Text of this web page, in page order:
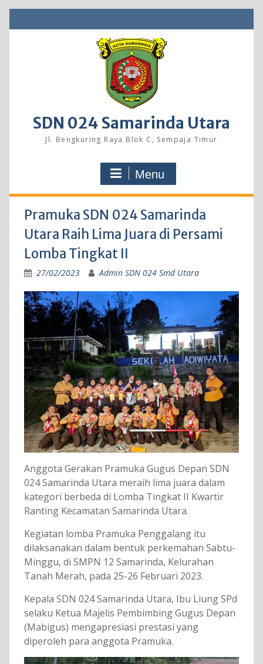
to
SDN 024 Samarinda Utara
Jl. Bengkuring Raya Blok C, Sempaja Timur
Menu
Pramuka SDN 024 Samarinda
Utara Raih Lima Juara di Persami
Lomba Tingkat II
27/02/2023 Admin SDN 024 Smd Utara
Anggota Gerakan Pramuka Gugus Depan SDN
024 Samarinda Utara meraih lima juara dalam
kategori berbeda di Lomba Tingkat II Kwartir
Ranting Kecamatan Samarinda Utara.
Kegiatan lomba Pramuka Penggalang itu
dilaksanakan dalam bentuk perkemahan Sabtu-
Minggu, di SMPN 12 Samarinda, Kelurahan
Tanah Merah, pada 25-26 Februari 2023.
Kepala SDN 024 Samarinda Utara, Ibu Liung SPd
selaku Ketua Majelis Pembimbing Gugus Depan
(Mabigus) mengapresiasi prestasi yang
diperoleh para anggota Pramuka.